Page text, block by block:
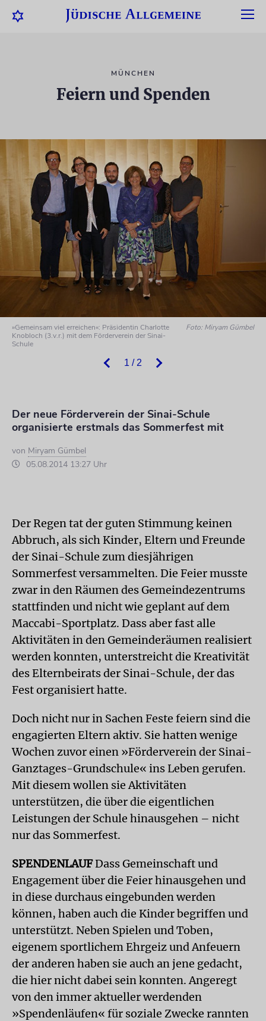
MÜNCHEN
Feiern und Spenden
1 / 2
»Gemeinsam viel erreichen«: Präsidentin Charlotte
Knobloch (3.v.r.) mit dem Förderverein der Sinai-
Schule
Foto: Miryam Gümbel
Der neue Förderverein der Sinai-Schule
organisierte erstmals das Sommerfest mit
von Miryam Gümbel
05.08.2014 13:27 Uhr
Der Regen tat der guten Stimmung keinen
Abbruch, als sich Kinder, Eltern und Freunde
der Sinai-Schule zum diesjährigen
Sommerfest versammelten. Die Feier musste
zwar in den Räumen des Gemeindezentrums
stattfinden und nicht wie geplant auf dem
Maccabi-Sportplatz. Dass aber fast alle
Aktivitäten in den Gemeinderäumen realisiert
werden konnten, unterstreicht die Kreativität
des Elternbeirats der Sinai-Schule, der das
Fest organisiert hatte.
Doch nicht nur in Sachen Feste feiern sind die
engagierten Eltern aktiv. Sie hatten wenige
Wochen zuvor einen »Förderverein der Sinai-
Ganztages-Grundschule« ins Leben gerufen.
Mit diesem wollen sie Aktivitäten
unterstützen, die über die eigentlichen
Leistungen der Schule hinausgehen – nicht
nur das Sommerfest.
SPENDENLAUFDass Gemeinschaft und
Engagement über die Feier hinausgehen und
in diese durchaus eingebunden werden
können, haben auch die Kinder begriffen und
unterstützt. Neben Spielen und Toben,
eigenem sportlichem Ehrgeiz und Anfeuern
der anderen haben sie auch an jene gedacht,
die hier nicht dabei sein konnten. Angeregt
von den immer aktueller werdenden
»Spendenläufen« für soziale Zwecke rannten